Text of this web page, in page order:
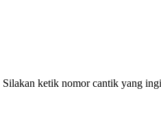
ketik nomor cantik yang ingin